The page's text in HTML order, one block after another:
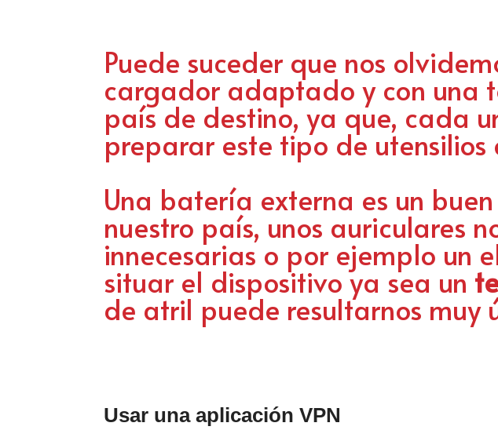
Puede suceder que nos
cargador adaptado y con una
país de destino, ya que, cada
preparar este tipo de utensilios
Una batería externa es un
nuestro país, unos auriculares
innecesarias o por ejemplo un
situar el dispositivo ya sea un
de atril puede resultarnos muy
Usar una aplicación VPN